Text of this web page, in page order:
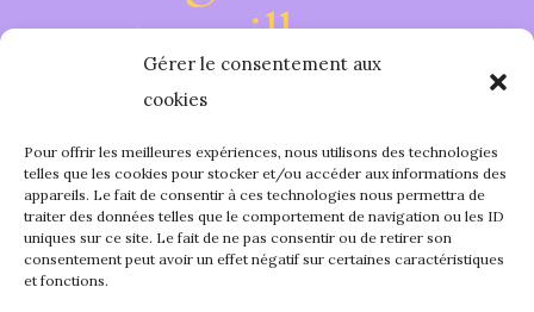
Gérer le consentement aux
cookies
Pour offrir les meilleures expériences, nous utilisons des technologies
telles que les cookies pour stocker et/ou accéder aux informations des
appareils. Le fait de consentir à ces technologies nous permettra de
traiter des données telles que le comportement de navigation ou les ID
uniques sur ce site. Le fait de ne pas consentir ou de retirer son
consentement peut avoir un effet négatif sur certaines caractéristiques
et fonctions.
travaillons sur
quelque chose de
fantastique –
bientôt !